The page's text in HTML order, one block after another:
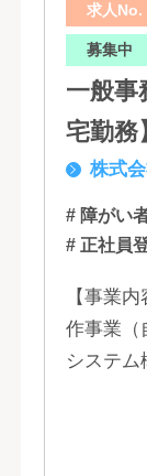
求人No.
募集中
一般事
株式
# 障がい
# 正社員
【事業
作事業（
システム
（5）営